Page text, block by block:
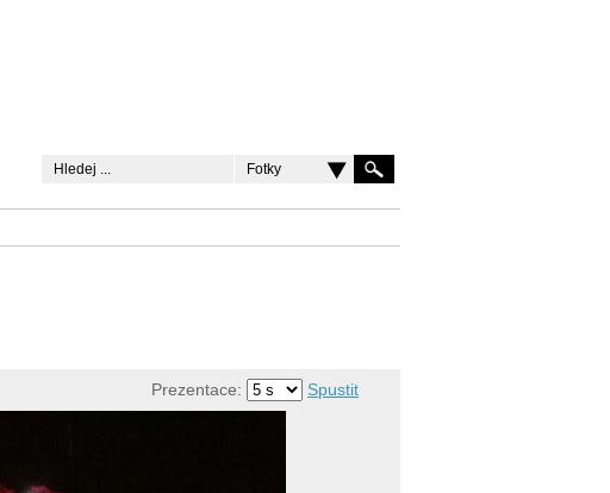
Fotky
Prezentace: Spustit